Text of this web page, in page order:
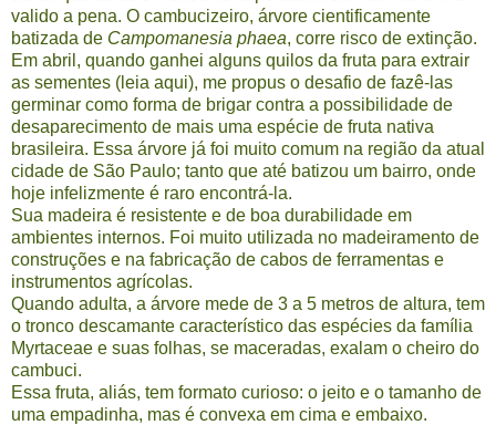
valido a pena. O cambucizeiro, árvore cientificamente
batizada de Campomanesia phaea, corre risco de extinção.
Em abril, quando ganhei alguns quilos da fruta para extrair
as sementes (leia aqui), me propus o desafio de fazê-las
germinar como forma de brigar contra a possibilidade de
desaparecimento de mais uma espécie de fruta nativa
brasileira. Essa árvore já foi muito comum na região da atual
cidade de São Paulo; tanto que até batizou um bairro, onde
hoje infelizmente é raro encontrá-la.
Sua madeira é resistente e de boa durabilidade em
ambientes internos. Foi muito utilizada no madeiramento de
construções e na fabricação de cabos de ferramentas e
instrumentos agrícolas.
Quando adulta, a árvore mede de 3 a 5 metros de altura, tem
o tronco descamante característico das espécies da família
Myrtaceae e suas folhas, se maceradas, exalam o cheiro do
cambuci.
Essa fruta, aliás, tem formato curioso: o jeito e o tamanho de
uma empadinha, mas é convexa em cima e embaixo.